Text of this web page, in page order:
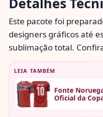
Este pacote foi
designers gráficos até
sublimação total.
LEIA TAMBÉM
Fonte
Oficial da